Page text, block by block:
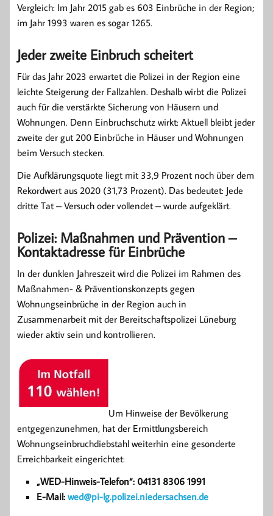
Vergleich: Im Jahr 2015 gab es 603 Einbrüche in der Region;
im Jahr 1993 waren es sogar 1265.
Jeder zweite Einbruch scheitert
Für das Jahr 2023 erwartet die Polizei in der Region eine
leichte Steigerung der Fallzahlen. Deshalb wirbt die Polizei
auch für die verstärkte Sicherung von Häusern und
Wohnungen. Denn Einbruchschutz wirkt: Aktuell bleibt jeder
zweite der gut 200 Einbrüche in Häuser und Wohnungen
beim Versuch stecken.
Die Aufklärungsquote liegt mit 33,9 Prozent noch über dem
Rekordwert aus 2020 (31,73 Prozent). Das bedeutet: Jede
dritte Tat – Versuch oder vollendet – wurde aufgeklärt.
Polizei: Maßnahmen und Prävention –
Kontaktadresse für Einbrüche
In der dunklen Jahreszeit wird die Polizei im Rahmen des
Maßnahmen- & Präventionskonzepts gegen
Wohnungseinbrüche in der Region auch in
Zusammenarbeit mit der Bereitschaftspolizei Lüneburg
wieder aktiv sein und kontrollieren.
Um Hinweise der Bevölkerung
entgegenzunehmen, hat der Ermittlungsbereich
Wohnungseinbruchdiebstahl weiterhin eine gesonderte
Erreichbarkeit eingerichtet:
„WED-Hinweis-Telefon“: 04131 8306 1991
E-Mail: wed@pi-lg.polizei.niedersachsen.de